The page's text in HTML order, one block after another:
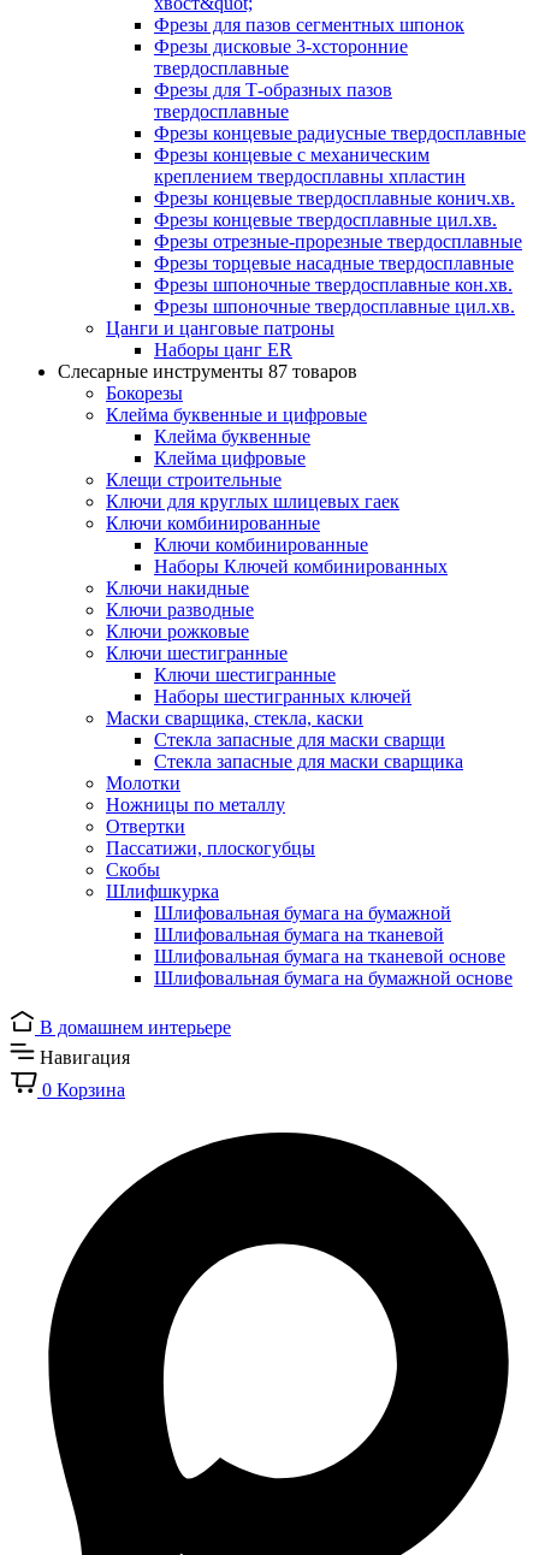
Фрезы для пазов сегментных шпонок
Фрезы дисковые 3-хсторонние
твердосплавные
Фрезы для Т-образных пазов
твердосплавные
Фрезы концевые радиусные твердосплавные
Фрезы концевые с механическим
креплением твердосплавны хпластин
Фрезы концевые твердосплавные конич.хв.
Фрезы концевые твердосплавные цил.хв.
Фрезы отрезные-прорезные твердосплавные
Фрезы торцевые насадные твердосплавные
Фрезы шпоночные твердосплавные кон.хв.
Фрезы шпоночные твердосплавные цил.хв.
Цанги и цанговые патроны
Наборы цанг ER
Слесарные инструменты 87 товаров
Бокорезы
Клейма буквенные и цифровые
Клейма буквенные
Клейма цифровые
Клещи строительные
Ключи для круглых шлицевых гаек
Ключи комбинированные
Ключи комбинированные
Наборы Ключей комбинированных
Ключи накидные
Ключи разводные
Ключи рожковые
Ключи шестигранные
Ключи шестигранные
Наборы шестигранных ключей
Маски сварщика, стекла, каски
Стекла запасные для маски сварщи
Стекла запасные для маски сварщика
Молотки
Ножницы по металлу
Отвертки
Пассатижи, плоскогубцы
Скобы
Шлифшкурка
Шлифовальная бумага на бумажной
Шлифовальная бумага на тканевой
Шлифовальная бумага на тканевой основе
Шлифовальная бумага на бумажной основе
В домашнем интерьере
Навигация
0 Корзина